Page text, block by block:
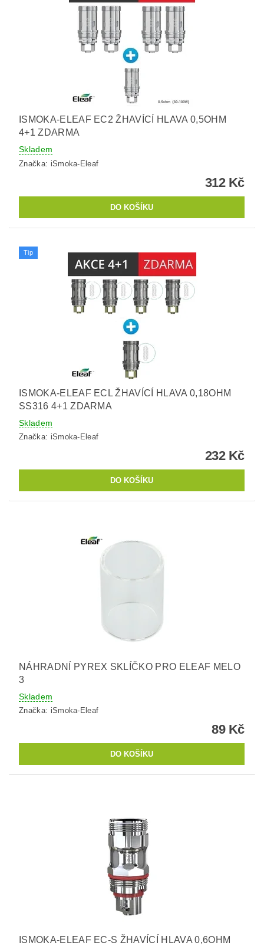
ISMOKA-ELEAF EC2 ŽHAVÍCÍ HLAVA 0,5OHM
4+1 ZDARMA
Skladem
Značka: iSmoka-Eleaf
312 Kč
Tip
ISMOKA-ELEAF ECL ŽHAVÍCÍ HLAVA 0,18OHM
SS316 4+1 ZDARMA
Skladem
Značka: iSmoka-Eleaf
232 Kč
NÁHRADNÍ PYREX SKLÍČKO PRO ELEAF MELO
3
Skladem
Značka: iSmoka-Eleaf
89 Kč
ISMOKA-ELEAF EC-S ŽHAVÍCÍ HLAVA 0,6OHM